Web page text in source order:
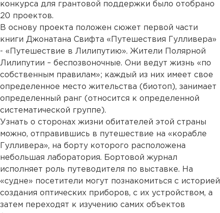
конкурса для грантовой поддержки было отобрано
20 проектов.
В основу проекта положен сюжет первой части
книги Джонатана Свифта «Путешествия Гулливера»
- «Путешествие в Лилипутию». Жители Полярной
Лилипутии – беспозвоночные. Они ведут жизнь «по
собственным правилам»; каждый из них имеет свое
определенное место жительства (биотоп), занимает
определенный ранг (относится к определенной
систематической группе).
Узнать о сторонах жизни обитателей этой страны
можно, отправившись в путешествие на «корабле
Гулливера», на борту которого расположена
небольшая лаборатория. Бортовой журнал
исполняет роль путеводителя по выставке. На
«судне» посетители могут познакомиться с историей
создания оптических приборов, с их устройством, а
затем переходят к изучению самих объектов